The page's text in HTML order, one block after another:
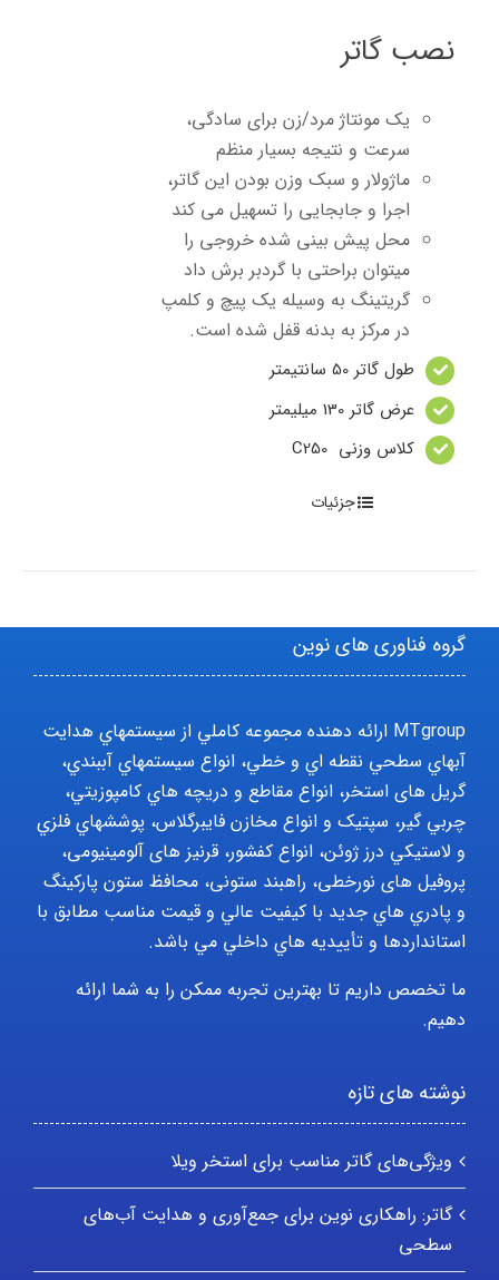
نصب گاتر
یک مونتاژ مرد/زن برای سادگی،
سرعت و نتیجه بسیار منظم
ماژولار و سبک وزن بودن این گاتر،
اجرا و جابجایی را تسهیل می کند
محل پیش بینی شده خروجی را
میتوان براحتی با گردبر برش داد
گریتینگ به وسیله یک پیچ و کلمپ
در مرکز به بدنه قفل شده است.
طول گاتر 50 سانتیمتر
عرض گاتر 130 میلیمتر
کلاس وزنی C250
جزئیات
گروه فناوری های نوین
MTgroup ارائه دهنده مجموعه کاملي از سيستمهاي هدايت
آبهاي سطحي نقطه اي و خطي، انواع سيستمهاي آببندي،
گریل های استخر، انواع مقاطع و دريچه هاي کامپوزيتي،
چربي گير، سپتيک و انواع مخازن فايبرگلاس، پوششهاي فلزي
و لاستيکي درز ژوئن، انواع کفشور، قرنیز های آلومینیومی،
پروفیل های نورخطی، راهبند ستونی، محافظ ستون پارکينگ
و پادري هاي جديد با کيفيت عالي و قيمت مناسب مطابق با
استانداردها و تأييديه هاي داخلي مي باشد.
ما تخصص داریم تا بهترین تجربه ممکن را به شما ارائه
دهیم.
نوشته های تازه
ویژگی‌های گاتر مناسب برای استخر ویلا
گاتر: راهکاری نوین برای جمع‌آوری و هدایت آب‌های
سطحی